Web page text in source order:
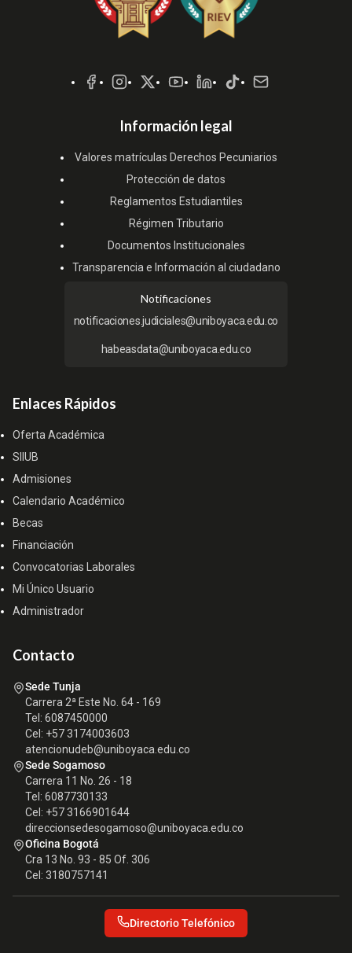
Sociales
Información legal
Valores matrículas Derechos Pecuniarios
Protección de datos
Reglamentos Estudiantiles
Régimen Tributario
Documentos Institucionales
Transparencia e Información al ciudadano
Notificaciones
notificaciones.judiciales@uniboyaca.edu.co
habeasdata@uniboyaca.edu.co
Enlaces Rápidos
Oferta Académica
SIIUB
Admisiones
Calendario Académico
Becas
Financiación
Convocatorias Laborales
Mi Único Usuario
Administrador
Contacto
Sede Tunja
Carrera 2ª Este No. 64 - 169
Tel: 6087450000
Cel: +57 3174003603
atencionudeb@uniboyaca.edu.co
Sede Sogamoso
Carrera 11 No. 26 - 18
Tel: 6087730133
Cel: +57 3166901644
direccionsedesogamoso@uniboyaca.edu.co
Oficina Bogotá
Cra 13 No. 93 - 85 Of. 306
Cel: 3180757141
Directorio Telefónico